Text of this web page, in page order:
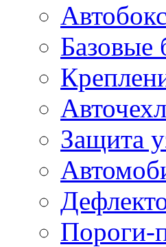
Базовые
Защита
Пороги-